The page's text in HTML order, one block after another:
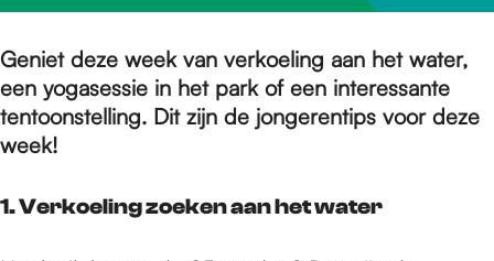
o
m
e
Geniet deze week van verkoeling aan het water,
een yogasessie in het park of een interessante
tentoonstelling. Dit zijn de jongerentips voor deze
week!
1. Verkoeling zoeken aan het water